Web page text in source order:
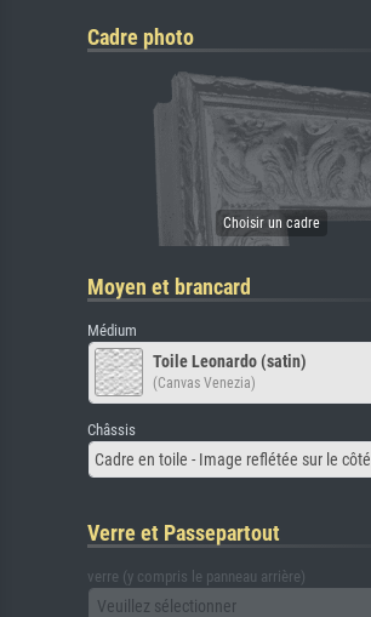
Cadre photo
Moyen et brancard
Médium
Toile Leonardo (satin)
(Canvas Venezia)
Châssis
Cadre en toile - Image reflétée sur le côté
Verre et Passepartout
verre (y compris le panneau arrière)
Veuillez sélectionner